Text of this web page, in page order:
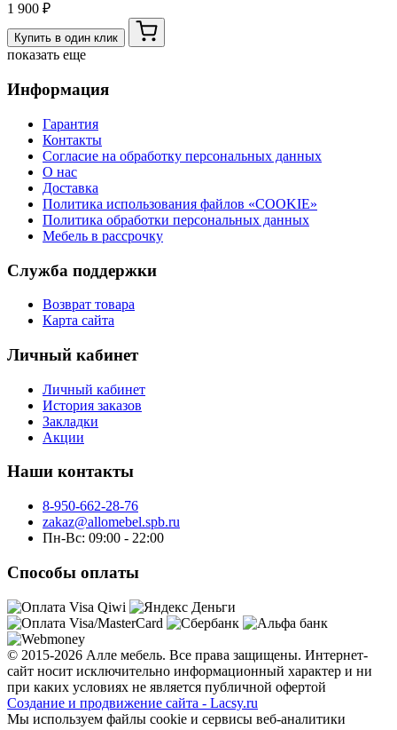
1 900 ₽
Купить в один клик
показать еще
Информация
Гарантия
Контакты
Согласие на обработку персональных данных
О нас
Доставка
Политика использования файлов «COOKIE»
Политика обработки персональных данных
Мебель в рассрочку
Служба поддержки
Возврат товара
Карта сайта
Личный кабинет
Личный кабинет
История заказов
Закладки
Акции
Наши контакты
8-950-662-28-76
zakaz@allomebel.spb.ru
Пн-Вс: 09:00 - 22:00
Способы оплаты
© 2015-2026 Алле мебель. Все права защищены. Интернет-
сайт носит исключительно информационный характер и ни
при каких условиях не является публичной офертой
Создание и продвижение сайта - Lacsy.ru
Мы используем файлы cookie и сервисы веб-аналитики